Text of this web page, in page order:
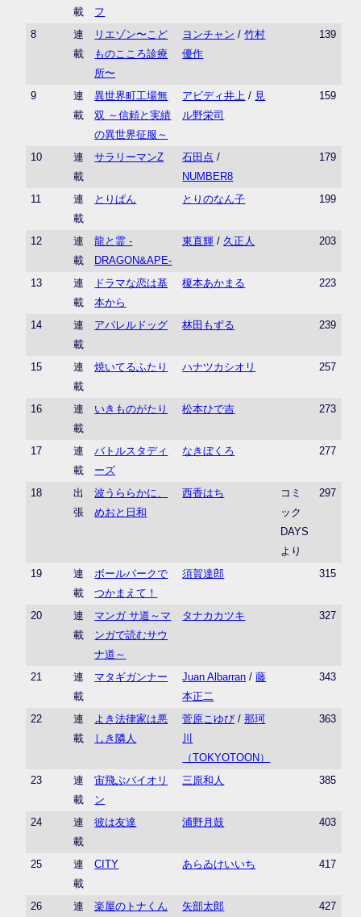
載
フ
8
連
載
リエゾン〜こど
ものこころ診療
所〜
ヨンチャン /竹村
優作
139
9
連
載
異世界町工場無
双 ～信頼と実績
の異世界征服～
アビディ井上 / 見
ル野栄司
159
10
連
載
サラリーマンZ 石田点 /
NUMBER8
179
11
連
載
とりぱん とりのなん子 199
12
連
載
龍と霊 -
DRAGON&APE-
東直輝 / 久正人 203
13
連
載
ドラマな恋は基
本から
榎本あかまる 223
14
連
載
アパレルドッグ 林田もずる 239
15
連
載
焼いてるふたり ハナツカシオリ 257
16
連
載
いきものがたり 松本ひで吉 273
17
連
載
バトルスタディ
ーズ
なきぼくろ 277
18
出
張
波うららかに、
めおと日和
西香はち
コミ
ック
DAYS
より
297
19
連
載
ボールパークで
つかまえて！
須賀達郎 315
20
連
載
マンガ サ道～マ
ンガで読むサウ
ナ道～
タナカカツキ 327
21
連
載
マタギガンナー Juan Albarran /藤
本正二
343
22
連
載
よき法律家は悪
しき隣人
菅原こゆび /那珂
川
（TOKYOTOON）
363
23
連
載
宙飛ぶバイオリ
ン
三原和人 385
24
連
載
彼は友達 浦野月鼓 403
25
連
載
CITY あらゐけいいち 417
26 連 楽屋のトナくん 矢部太郎 427